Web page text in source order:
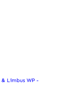
& Limbus WP-